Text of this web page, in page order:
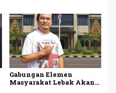
Rupiah
Gabungan Elemen
Masyarakat Lebak Akan